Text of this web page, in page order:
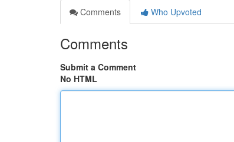
Comments
Who Upvoted
Comments
Submit a Comment
No HTML